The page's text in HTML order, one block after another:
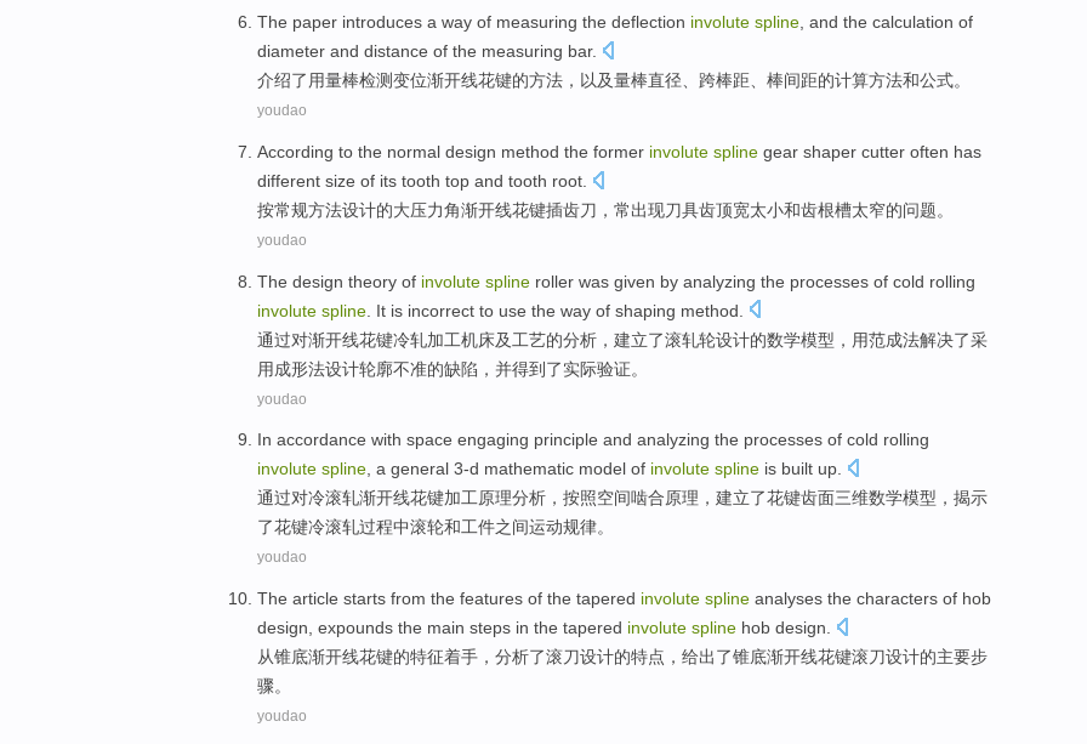
The paper introduces a way of measuring the deflection involute spline and the calculation of
diameter and distance of the measuring bar.
介绍了用量棒检测变位渐开线花键的方法 ， 以及量棒直径 、跨棒距、棒间距的计算方法和公式。
youdao
According to the normal design method the former involute spline gear shaper cutter often has
different size of its tooth top and tooth root.
按常规方法设计的大压力角渐开线花键插齿刀 ， 常出现刀具齿顶宽太小和齿根槽太窄的问题。
youdao
The design theory of involute spline roller was given by analyzing the processes of cold rolling
involute spline . It is incorrect to use the way of shaping method
通过对渐开线花键冷轧加工机床及工艺的分析，建立了滚轧轮设计的数学模型， 用范成法解决了采
用成形法设计轮廓不准的缺陷，并得到了实际验证。
youdao
In accordance with space engaging principle and analyzing the processes of cold rolling
involute spline, a general 3-d mathematic model of involute spline is built up.
通过对冷滚轧渐开线花键加工原理分析， 按照空间啮合原理， 建立了花键齿面三维数学模型 ，揭示
了花键冷滚轧过程中滚轮和工件之间运动规律。
youdao
The article starts from the features of the tapered involute spline analyses the characters of hob
design expounds the main steps in the tapered involute spline hob design.
从锥底渐开线花键的特征着手， 分析了滚刀设计的特点 ， 给出了锥底渐开线花键滚刀设计的主要步
骤。
youdao